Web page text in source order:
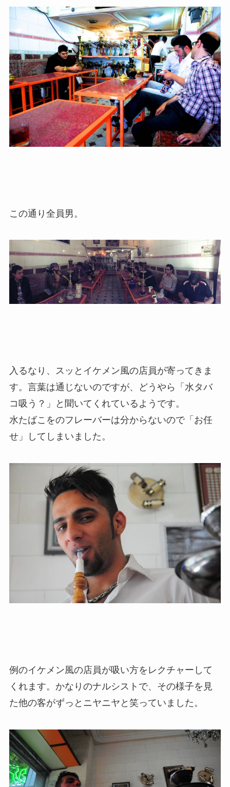
この通り全員男。
入るなり、スッとイケメン風の店員が寄ってきま
す。言葉は通じないのですが、どうやら「水タバ
コ吸う？」と聞いてくれているようです。
水たばこをのフレーバーは分からないので「お任
せ」してしまいました。
例のイケメン風の店員が吸い方をレクチャーして
くれます。かなりのナルシストで、その様子を見
た他の客がずっとニヤニヤと笑っていました。